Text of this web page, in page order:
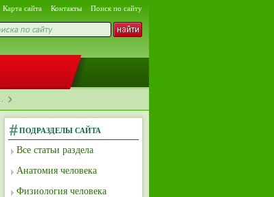
Карта сайта Контакты Поиск по сайту
ПОДРАЗДЕЛЫ САЙТА
Все статьи раздела
Анатомия человека
Физиология человека